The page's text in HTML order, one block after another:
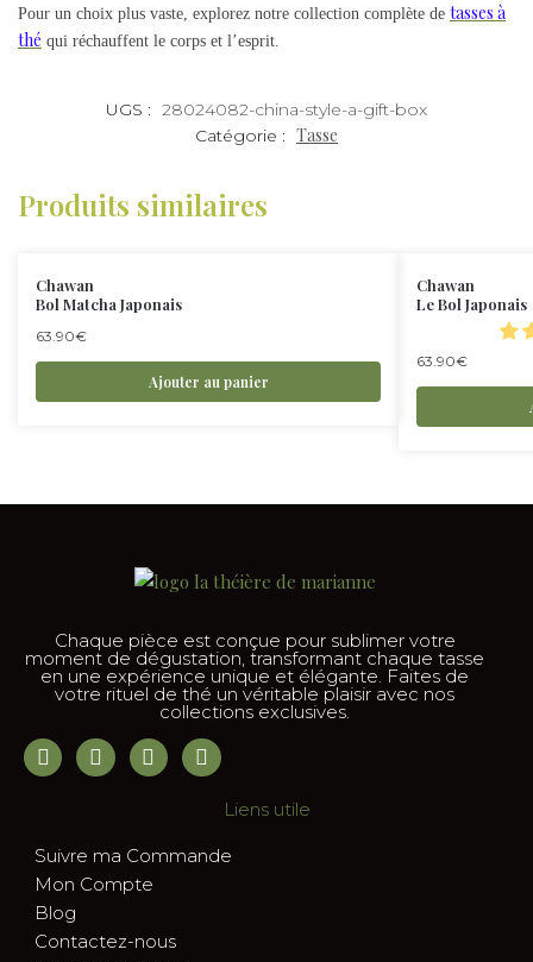
Pour un choix plus vaste, explorez notre collection complète de tasses à
thé qui réchauffent le corps et l’esprit.
UGS : 28024082-china-style-a-gift-box
Catégorie : Tasse
Produits similaires
Chawan
Bol Matcha Japonais
63.90€
Ajouter au panier
Chawan
Le Bol Japonais
63.90€
Chaque pièce est conçue pour sublimer votre
moment de dégustation, transformant chaque tasse
en une expérience unique et élégante. Faites de
votre rituel de thé un véritable plaisir avec nos
collections exclusives.
Liens utile
Suivre ma Commande
Mon Compte
Blog
Contactez-nous